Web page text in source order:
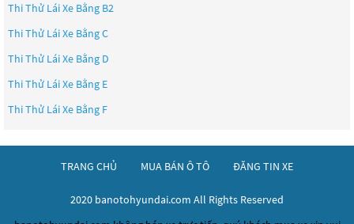
Thi Thử Lái Xe Bằng B2
Thi Thử Lái Xe Bằng C
Thi Thử Lái Xe Bằng D
Thi Thử Lái Xe Bằng E
Thi Thử Lái Xe Bằng F
TRANG CHỦ MUA BÁN Ô TÔ ĐĂNG TIN XE
2020 banotohyundai.com All Rights Reserved